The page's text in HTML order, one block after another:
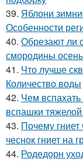
39. Яблони
Особенности
40. Обрезают ли
смородины
41. Что лучше
Количество воды
42. Чем
вспашки
43. Почему гниет
чеснок гниет на
44. Родедорн